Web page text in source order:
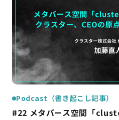
Podcast（書き起こし記事）
#22 メタバース空間「